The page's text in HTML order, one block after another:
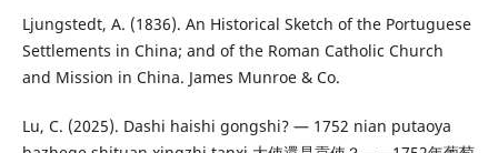
Ljungstedt, A. (1836). An Historical Sketch of the Portuguese
Settlements in China; and of the Roman Catholic Church
and Mission in China. James Munroe & Co.
Lu, C. (2025). Dashi haishi gongshi? — 1752 nian putaoya